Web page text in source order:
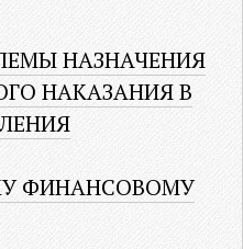
НАЗНАЧЕНИЯ
НАКАЗАНИЯ В
ФИНАНСОВОМУ